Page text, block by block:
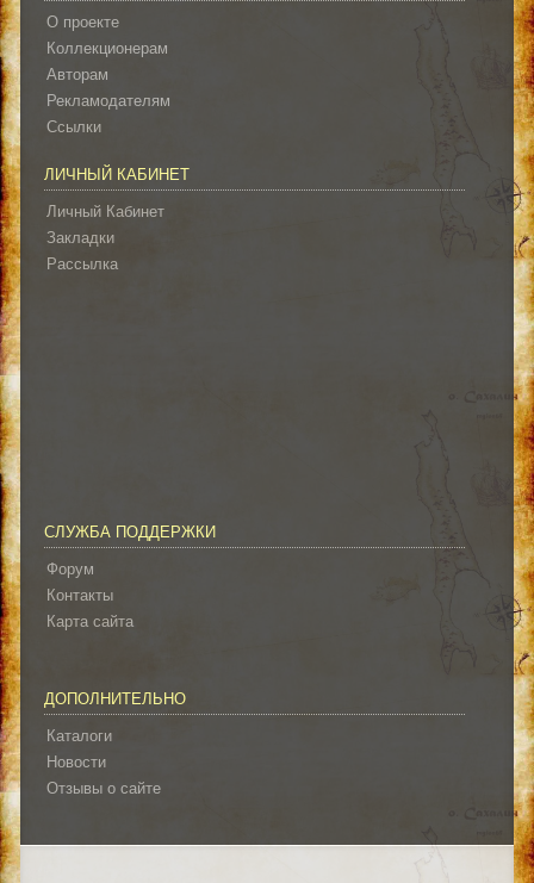
О проекте
Коллекционерам
Авторам
Рекламодателям
Ссылки
ЛИЧНЫЙ КАБИНЕТ
Личный Кабинет
Закладки
Рассылка
СЛУЖБА ПОДДЕРЖКИ
Форум
Контакты
Карта сайта
ДОПОЛНИТЕЛЬНО
Каталоги
Новости
Отзывы о сайте